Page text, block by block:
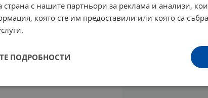
страна с нашите партньори за реклама и анализи,
която сте им предоставили или която са
ПОДРОБНОСТИ